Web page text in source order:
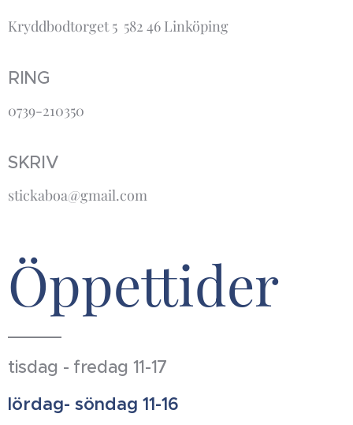
Kryddbodtorget 5 582 46 Linköping
RING
0739-210350
SKRIV
stickaboa@gmail.com
Öppettider
tisdag - fredag 11-17
lördag- söndag 11-16